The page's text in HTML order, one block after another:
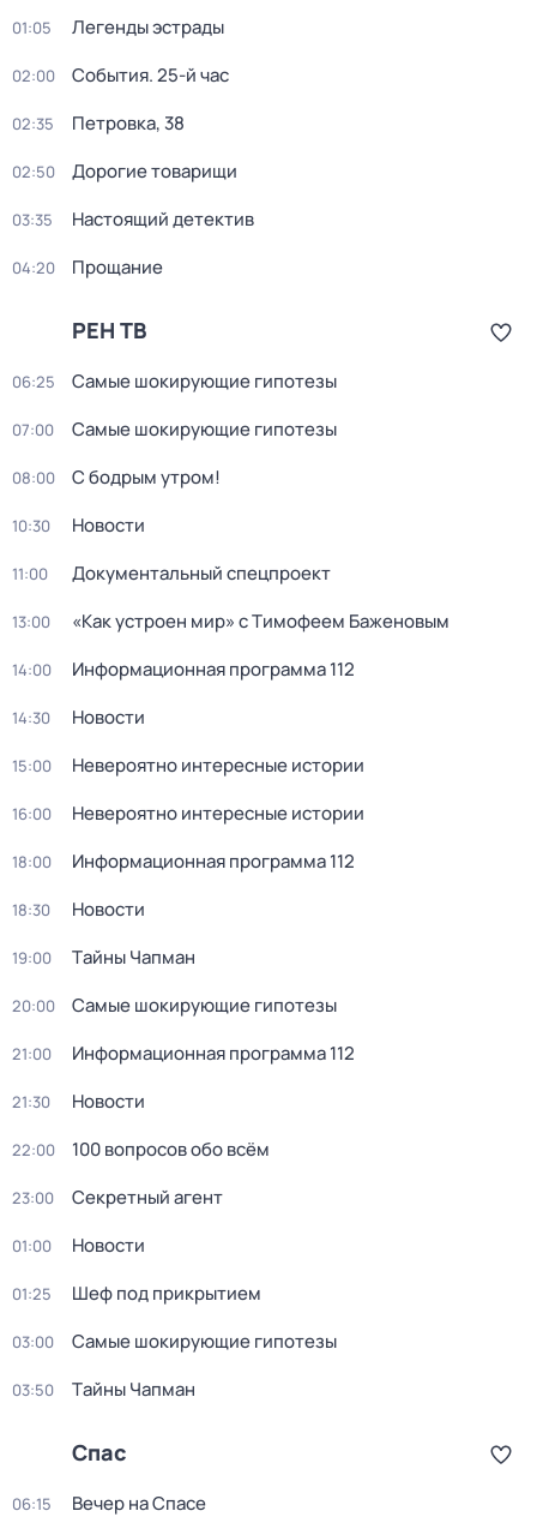
01:05 Легенды эстрады
02:00 События. 25-й час
02:35 Петровка, 38
02:50 Дорогие товарищи
03:35 Настоящий детектив
04:20 Прощание
РЕН ТВ
06:25 Самые шoкиpующие гипотезы
07:00 Самые шoкиpующие гипотезы
08:00 С бодрым утром!
10:30 Новости
11:00 Докyментальный спецпроeкт
13:00 «Как устроен мир» с Тимофеем Баженовым
14:00 Информационная программа 112
14:30 Новости
15:00 Невероятно интересные истории
16:00 Невероятно интересные истории
18:00 Информационная программа 112
18:30 Новости
19:00 Тaйны Чапман
20:00 Самые шoкиpующие гипотезы
21:00 Информационная программа 112
21:30 Новости
22:00 100 вопросов обо всём
23:00 Секретный агент
01:00 Новости
01:25 Шеф под прикрытием
03:00 Самые шoкиpующие гипотезы
03:50 Тaйны Чапман
Спас
06:15 Вечер на Спасе